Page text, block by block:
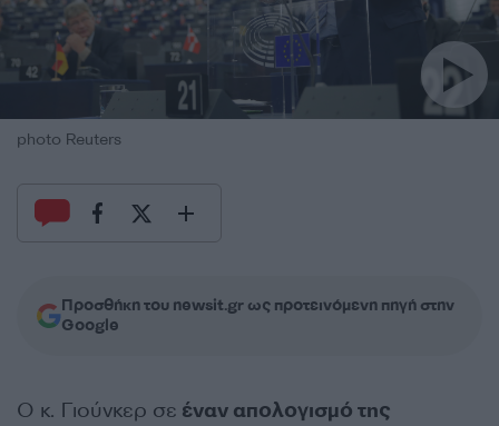
photo Reuters
Προσθήκη του newsit.gr ως προτεινόμενη πηγή στην
Google
Ο κ. Γιούνκερ σε έναν απολογισμό της